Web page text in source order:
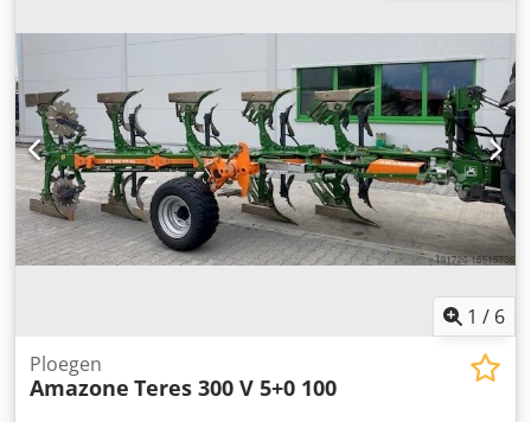
Ajt A Udyja Ier
1 / 6
Ploegen
Amazone Teres 300 V 5+0 100